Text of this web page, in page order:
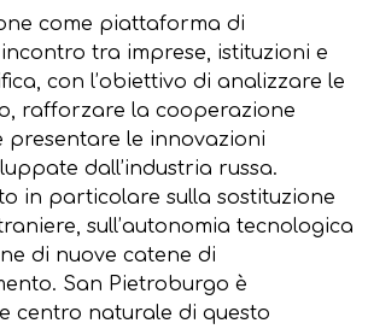
come piattaforma di
tra imprese, istituzioni e
con l’obiettivo di analizzare le
rafforzare la cooperazione
presentare le innovazioni
dall’industria russa.
in particolare sulla sostituzione
sull’autonomia tecnologica
di nuove catene di
San Pietroburgo è
centro naturale di questo